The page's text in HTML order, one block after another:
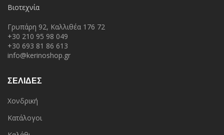
Βιοτεχνία
Γρυπάρη 92, Καλλιθέα 176 72
+30 210 95 98 049
+30 693 81 86 613
info@kerinoshop.gr
ΣΕΛΙΔΕΣ
Χονδρική
Κατάλογοι